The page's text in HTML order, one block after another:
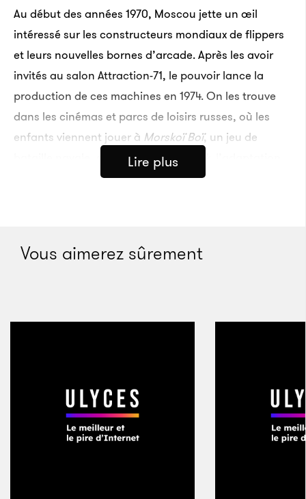
Au début des années 1970, Moscou jette un œil
intéressé sur les constructeurs mondiaux de flippers
et leurs nouvelles bornes d’arcade. Après les avoir
invités au salon Attraction-71, le pouvoir lance la
production de ces machines en 1974. On les trouve
dans les cinémas et parcs de loisirs russes, où les
enfants viennent jouer à Morskoï Boï, un jeu de
Konek Gorbunok
d’un film d’animation soviétique sorti en 1947. Ces
qui a donné naissance à la République tchèque et à
souvient František Fuka, un des pionniers à Prague.
À cette époque, si vous vouliez jouer à des jeux vidéo
sur votre ordinateur, vous deviez les programmer
Lire plus
Vous aimerez sûrement